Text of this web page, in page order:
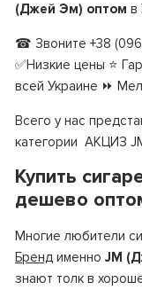
(Джей Эм) оптом в
☎ Звоните +38
✅Низкие цены ⭐
всей Украине ⏩
Всего у нас
категории АКЦИЗ
Купить
дешево
Многие любители
Брендименно JM
знают толк в